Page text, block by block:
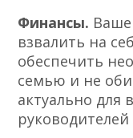
Финансы.
взвалить на
обеспечить
семью и не
актуально для